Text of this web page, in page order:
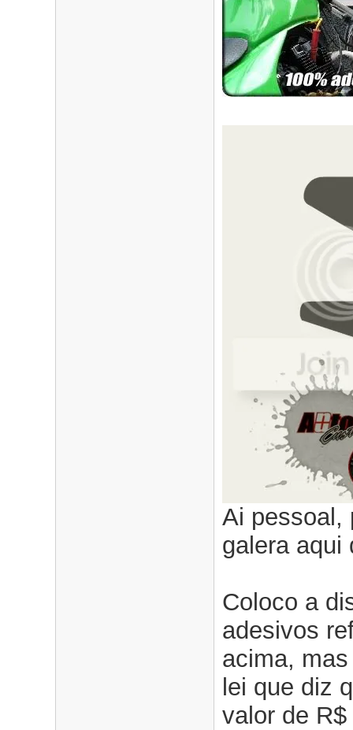
Ai pessoal,
galera aqui
Coloco a
adesivos
acima,
lei que diz
valor de